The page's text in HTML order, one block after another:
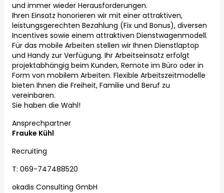
und immer wieder Herausforderungen.
Ihren Einsatz honorieren wir mit einer attraktiven,
leistungsgerechten Bezahlung (Fix und Bonus), diversen
Incentives sowie einem attraktiven Dienstwagenmodell.
Für das mobile Arbeiten stellen wir Ihnen Dienstlaptop
und Handy zur Verfügung. Ihr Arbeitseinsatz erfolgt
projektabhängig beim Kunden, Remote im Büro oder in
Form von mobilem Arbeiten. Flexible Arbeitszeitmodelle
bieten Ihnen die Freiheit, Familie und Beruf zu
vereinbaren.
Sie haben die Wahl!
Ansprechpartner
Frauke Kühl
Recruiting
T: 069-747488520
okadis Consulting GmbH